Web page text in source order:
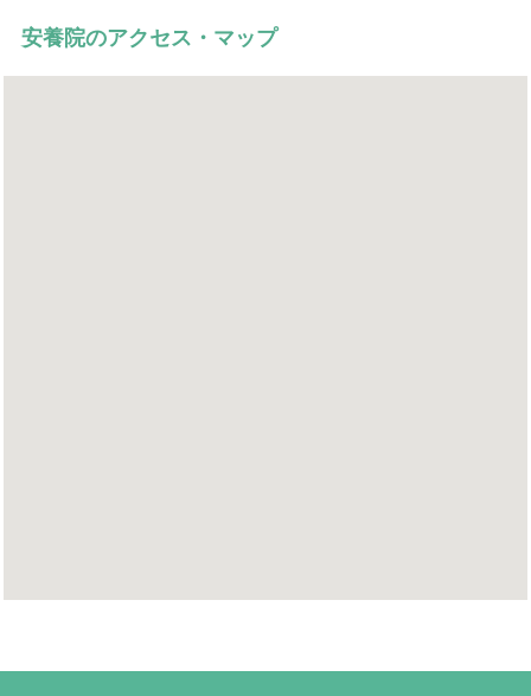
安養院のアクセス・マップ